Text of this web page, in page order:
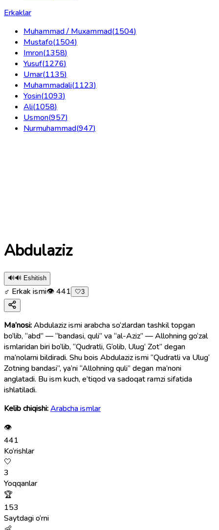
Erkaklar
Muhammad / Muxammad(1504)
Mustafo(1504)
Imron(1358)
Yusuf(1276)
Umar(1135)
Muhammadali(1123)
Yosin(1093)
Ali(1058)
Usmon(957)
Nurmuhammad(947)
Abdulaziz
🔊🔊 Eshitish
♂ Erkak ismi👁441 🤍3
Ma’nosi:Abdulaziz ismi arabcha so‘zlardan tashkil topgan
bo‘lib, “abd” — “bandasi, quli” va “al-Aziz” — Allohning go‘zal
ismlaridan biri bo‘lib, “Qudratli, G‘olib, Ulug‘ Zot” degan
ma’nolarni bildiradi. Shu bois Abdulaziz ismi “Qudratli va Ulug‘
Zotning bandasi”, ya’ni “Allohning quli” degan ma’noni
anglatadi. Bu ism kuch, e’tiqod va sadoqat ramzi sifatida
ishlatiladi.
Kelib chiqishi:Arabcha ismlar
👁
441
Ko‘rishlar
🤍
3
Yoqqanlar
🏆
153
Saytdagi o‘rni